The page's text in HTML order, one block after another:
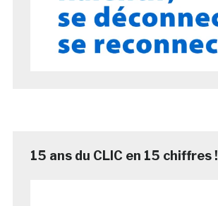
15 ans du CLIC en 15 chiffres !